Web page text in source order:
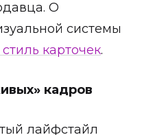
О
системы
карточек.
кадров
лайфстайл